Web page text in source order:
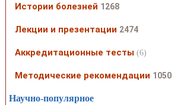
Истории болезней 1268
Лекции и презентации 2474
Аккредитационные тесты (6)
Методические рекомендации 1050
Научно-популярное